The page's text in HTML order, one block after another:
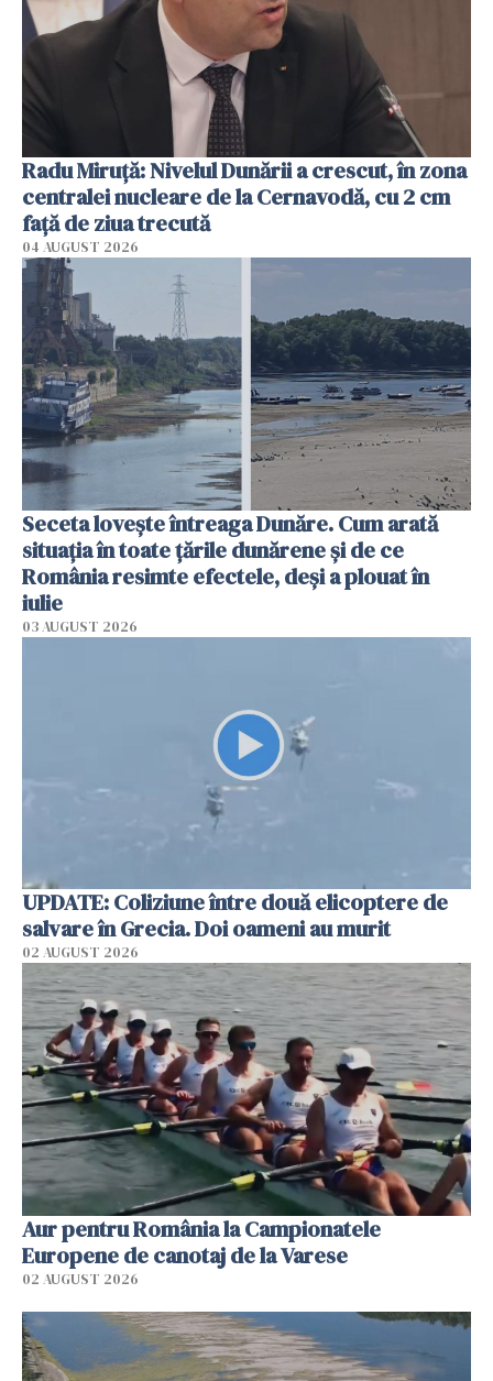
Radu Miruţă: Nivelul Dunării a crescut, în zona
centralei nucleare de la Cernavodă, cu 2 cm
faţă de ziua trecută
04 AUGUST 2026
Seceta lovește întreaga Dunăre. Cum arată
situația în toate țările dunărene și de ce
România resimte efectele, deși a plouat în
iulie
03 AUGUST 2026
UPDATE: Coliziune între două elicoptere de
salvare în Grecia. Doi oameni au murit
02 AUGUST 2026
Aur pentru România la Campionatele
Europene de canotaj de la Varese
02 AUGUST 2026